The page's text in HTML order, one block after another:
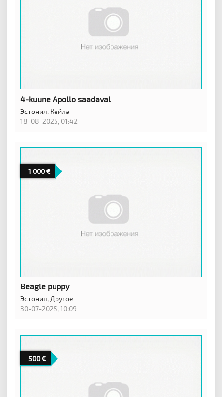
4-kuune Apollo saadaval
Эстония, Кейла
18-08-2025, 01:42
1 000
Beagle puppy
Эстония, Другое
30-07-2025, 10:09
500